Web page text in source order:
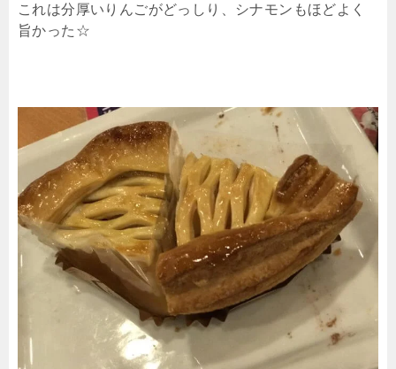
これは分厚いりんごがどっしり、シナモンもほどよく
旨かった☆